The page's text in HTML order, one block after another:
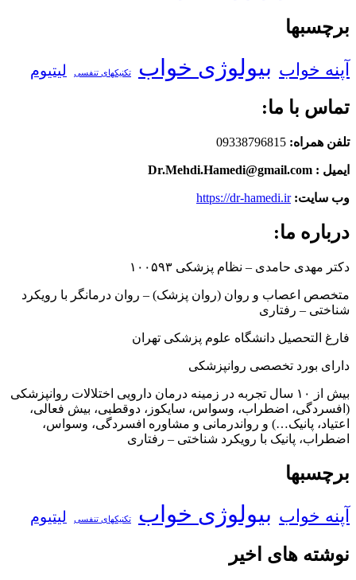
برچسبها
آپنه خواب بیولوژی خواب تکنیکهای تنفسی لیتیوم
تماس با ما:
تلفن همراه: 09338796815
ایمیل : Dr.Mehdi.Hamedi@gmail.com
وب سایت: https://dr-hamedi.ir
درباره ما:
دکتر مهدی حامدی – نظام پزشکی ۱۰۰۵۹۳
متخصص اعصاب و روان (روان پزشک) – روان درمانگر با رویکرد
شناختی – رفتاری
فارغ التحصیل دانشگاه علوم پزشکی تهران
دارای بورد تخصصی روانپزشکی
بیش از ۱۰ سال تجربه در زمینه درمان دارویی اختلالات روانپزشکی
(افسردگی، اضطراب، وسواس، سایکوز، دوقطبی، بیش فعالی،
اعتیاد، پانیک…) و رواندرمانی و مشاوره افسردگی، وسواس،
اضطراب، پانیک با رویکرد شناختی – رفتاری
برچسبها
آپنه خواب بیولوژی خواب تکنیکهای تنفسی لیتیوم
نوشته های اخیر